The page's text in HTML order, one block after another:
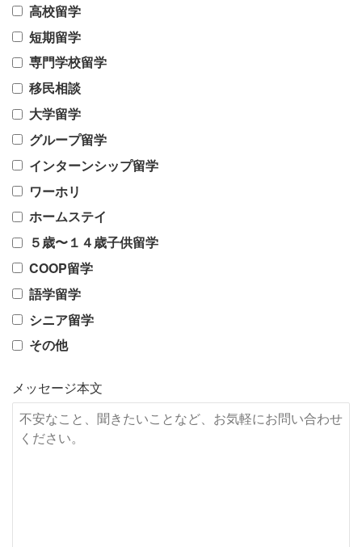
高校留学
短期留学
専門学校留学
移民相談
大学留学
グループ留学
インターンシップ留学
ワーホリ
ホームステイ
５歳〜１４歳子供留学
COOP留学
語学留学
シニア留学
その他
メッセージ本文